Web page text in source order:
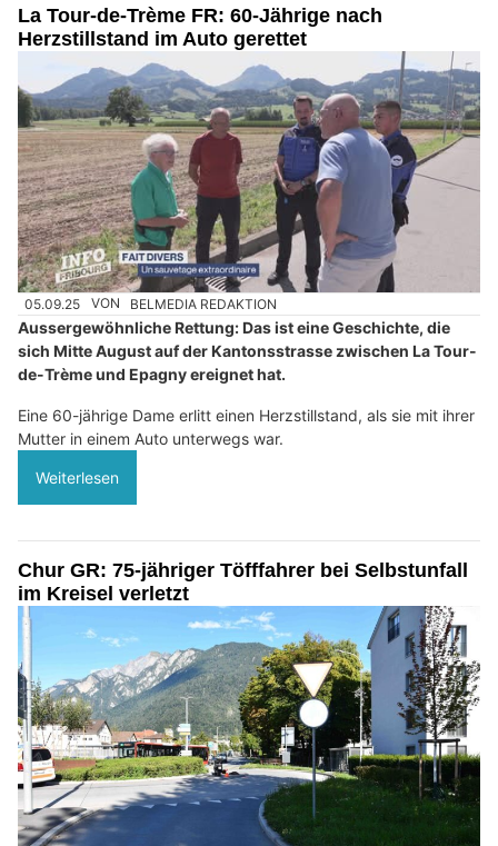
La Tour-de-Trème FR: 60-Jährige nach
Herzstillstand im Auto gerettet
05.09.25 VON BELMEDIA REDAKTION
Aussergewöhnliche Rettung: Das ist eine Geschichte, die
sich Mitte August auf der Kantonsstrasse zwischen La Tour-
de-Trème und Epagny ereignet hat.
Eine 60-jährige Dame erlitt einen Herzstillstand, als sie mit ihrer
Mutter in einem Auto unterwegs war.
Weiterlesen
Chur GR: 75-jähriger Töfffahrer bei Selbstunfall
im Kreisel verletzt